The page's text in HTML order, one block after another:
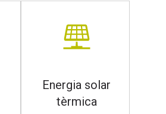
Energia solar
tèrmica